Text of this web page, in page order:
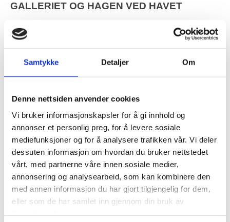
Samtykke Detaljer Om
Denne nettsiden anvender cookies
Vi bruker informasjonskapsler for å gi innhold og
annonser et personlig preg, for å levere sosiale
mediefunksjoner og for å analysere trafikken vår. Vi deler
dessuten informasjon om hvordan du bruker nettstedet
vårt, med partnerne våre innen sosiale medier,
annonsering og analysearbeid, som kan kombinere den
med annen informasjon du har gjort tilgjengelig for dem,
eller som de har samlet inn gjennom din bruk av
GALLERIET OG HAGEN VED HAVET
Kunstutstilling, orangeri og hage.
Epost: pk@gallerietvedhavet.no
Hjemmeside Galleriet ved havet
Hjemmeside Hagen ved havet
Facebook
Hos oss får du kunstopplevelser både i galleri og hage.
Eksotiske planter i vårt orangeri (glasshus).
I hagen, blant busker, trær, dufter og skulpturer kan du nyte
stillheten med bekkeklukk og fuglesang.